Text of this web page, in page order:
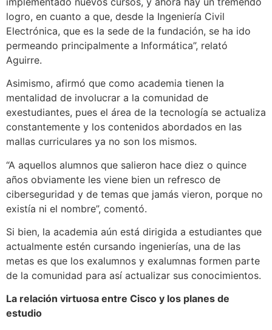
logro, en cuanto a que, desde la Ingeniería Civil
Electrónica, que es la sede de la fundación, se ha ido
permeando principalmente a Informática”, relató
Aguirre.
Asimismo, afirmó que como academia tienen la
mentalidad de involucrar a la comunidad de
exestudiantes, pues el área de la tecnología se actualiza
constantemente y los contenidos abordados en las
mallas curriculares ya no son los mismos.
“A aquellos alumnos que salieron hace diez o quince
años obviamente les viene bien un refresco de
ciberseguridad y de temas que jamás vieron, porque no
existía ni el nombre”, comentó.
Si bien, la academia aún está dirigida a estudiantes que
actualmente estén cursando ingenierías, una de las
metas es que los exalumnos y exalumnas formen parte
de la comunidad para así actualizar sus conocimientos.
La relación virtuosa entre Cisco y los planes de
estudio